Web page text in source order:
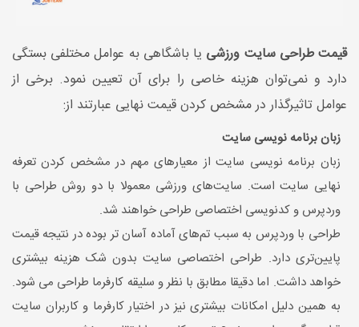
قیمت طراحی سایت ورزشی یا باشگاهی به عوامل مختلفی بستگی
دارد و نمی‌توان هزینه‌ خاصی را برای آن تعیین نمود. برخی از
عوامل تاثیرگذار در مشخص کردن قیمت نهایی عبارتند از:
زبان برنامه نویسی سایت
زبان برنامه نویسی سایت از معیارهای مهم در مشخص کردن تعرفه
نهایی سایت است. سایت‌های ورزشی معمولا با دو روش طراحی با
وردپرس و کدنویسی اختصاصی طراحی خواهند شد.
طراحی با وردپرس به سبب تم‌های آماده آسان تر بوده در نتیجه قیمت
پایین‌تری دارد. طراحی اختصاصی سایت بدون شک هزینه بیشتری
خواهد داشت. اما دقیقا مطابق با نظر و سلیقه کارفرما طراحی می شود.
به همین دلیل امکانات بیشتری نیز در اختیار کارفرما و کاربران سایت